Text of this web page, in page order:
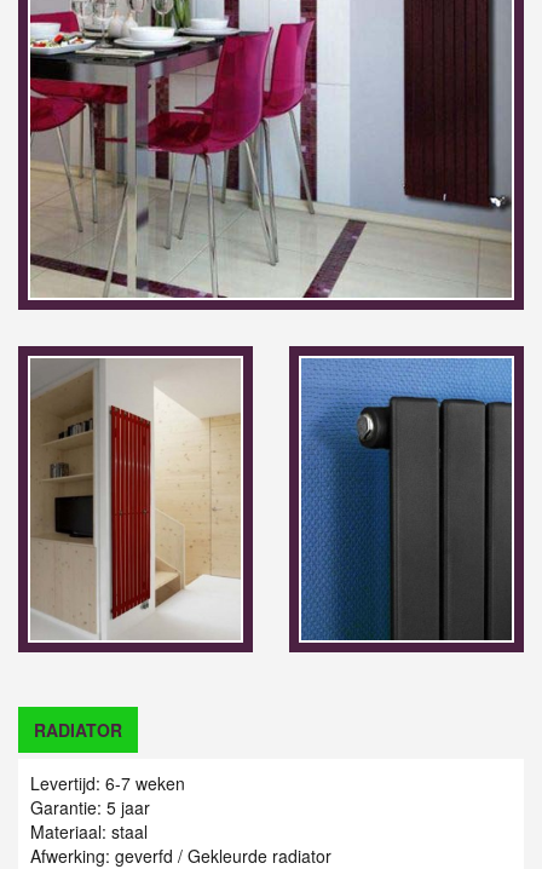
RADIATOR
Levertijd: 6-7 weken
Garantie: 5 jaar
Materiaal: staal
Afwerking: geverfd / Gekleurde radiator